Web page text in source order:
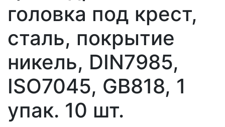
головка под крест,
сталь, покрытие
никель, DIN7985,
ISO7045, GB818, 1
упак. 10 шт.